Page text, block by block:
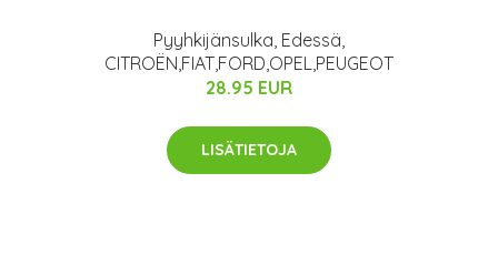
Pyyhkijänsulka, Edessä,
CITROËN,FIAT,FORD,OPEL,PEUGEOT
28.95 EUR
LISÄTIETOJA